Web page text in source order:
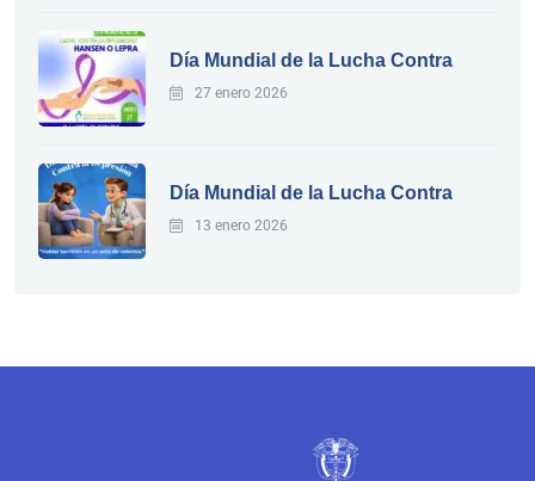
Día Mundial de la Lucha Contra
27 enero 2026
Día Mundial de la Lucha Contra
13 enero 2026